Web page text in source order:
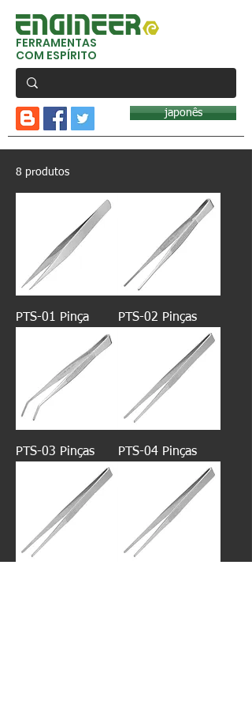
FERRAMENTAS
COM ESPÍRITO
japonês
8 produtos
PTS-01 Pinça PTS-02 Pinças
PTS-03 Pinças PTS-04 Pinças